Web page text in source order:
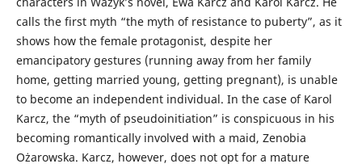
calls the first myth “the myth of resistance to puberty”, as it
shows how the female protagonist, despite her
emancipatory gestures (running away from her family
home, getting married young, getting pregnant), is unable
to become an independent individual. In the case of Karol
Karcz, the “myth of pseudoinitiation” is conspicuous in his
becoming romantically involved with a maid, Zenobia
Ożarowska. Karcz, however, does not opt for a mature